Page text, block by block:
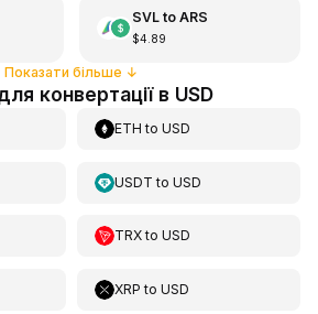
SVLto ARS
$4.89
Показати більше ↓
конвертації в USD
ETH toUSD
USDT toUSD
TRXtoUSD
XRP toUSD